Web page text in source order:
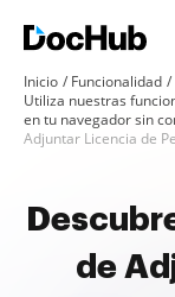
Inicio
Funcionalidad
Utiliza nuestras
en tu navegador sin
Adjuntar Licencia de
de